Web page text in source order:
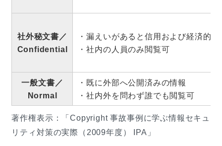
社外秘文書／
Confidential
・漏えいがあると信用および経済的
・社内の人員のみ閲覧可
一般文書／
Normal
・既に外部へ公開済みの情報
・社内外を問わず誰でも閲覧可
著作権表示：「Copyright 事故事例に学ぶ情報セキュ
リティ対策の実際（2009年度） IPA」